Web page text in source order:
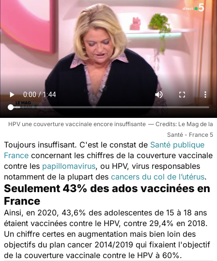
HPV une couverture vaccinale encore insuffisante
Le Mag de la
Santé - France 5
Toujours insuffisant. C'est le constat de Santé publique
France concernant les chiffres de la couverture vaccinale
contre les papillomavirus, ou HPV, virus responsables
notamment de la plupart des cancers du col de l’utérus.
Seulement 43% des ados vaccinées en
France
Ainsi, en 2020, 43,6% des adolescentes de 15 à 18 ans
étaient vaccinées contre le HPV, contre 29,4% en 2018.
Un chiffre certes en augmentation mais bien loin des
objectifs du plan cancer 2014/2019 qui fixaient l'objectif
de la couverture vaccinale contre le HPV à 60%.